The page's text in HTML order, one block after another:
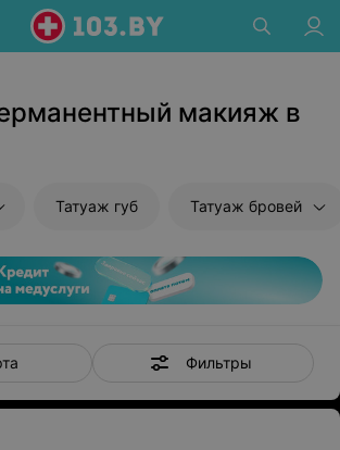
макияж в
Татуаж губ Татуаж бровей
Фильтры